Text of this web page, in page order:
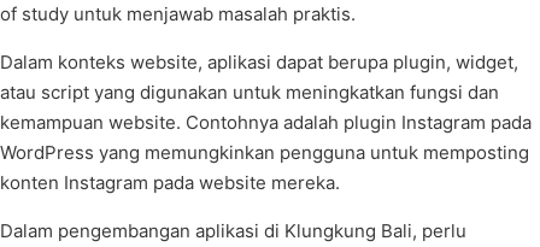
of study untuk menjawab masalah praktis.
Dalam konteks website, aplikasi dapat berupa plugin, widget,
atau script yang digunakan untuk meningkatkan fungsi dan
kemampuan website. Contohnya adalah plugin Instagram pada
WordPress yang memungkinkan pengguna untuk memposting
konten Instagram pada website mereka.
Dalam pengembangan aplikasi di Klungkung Bali, perlu